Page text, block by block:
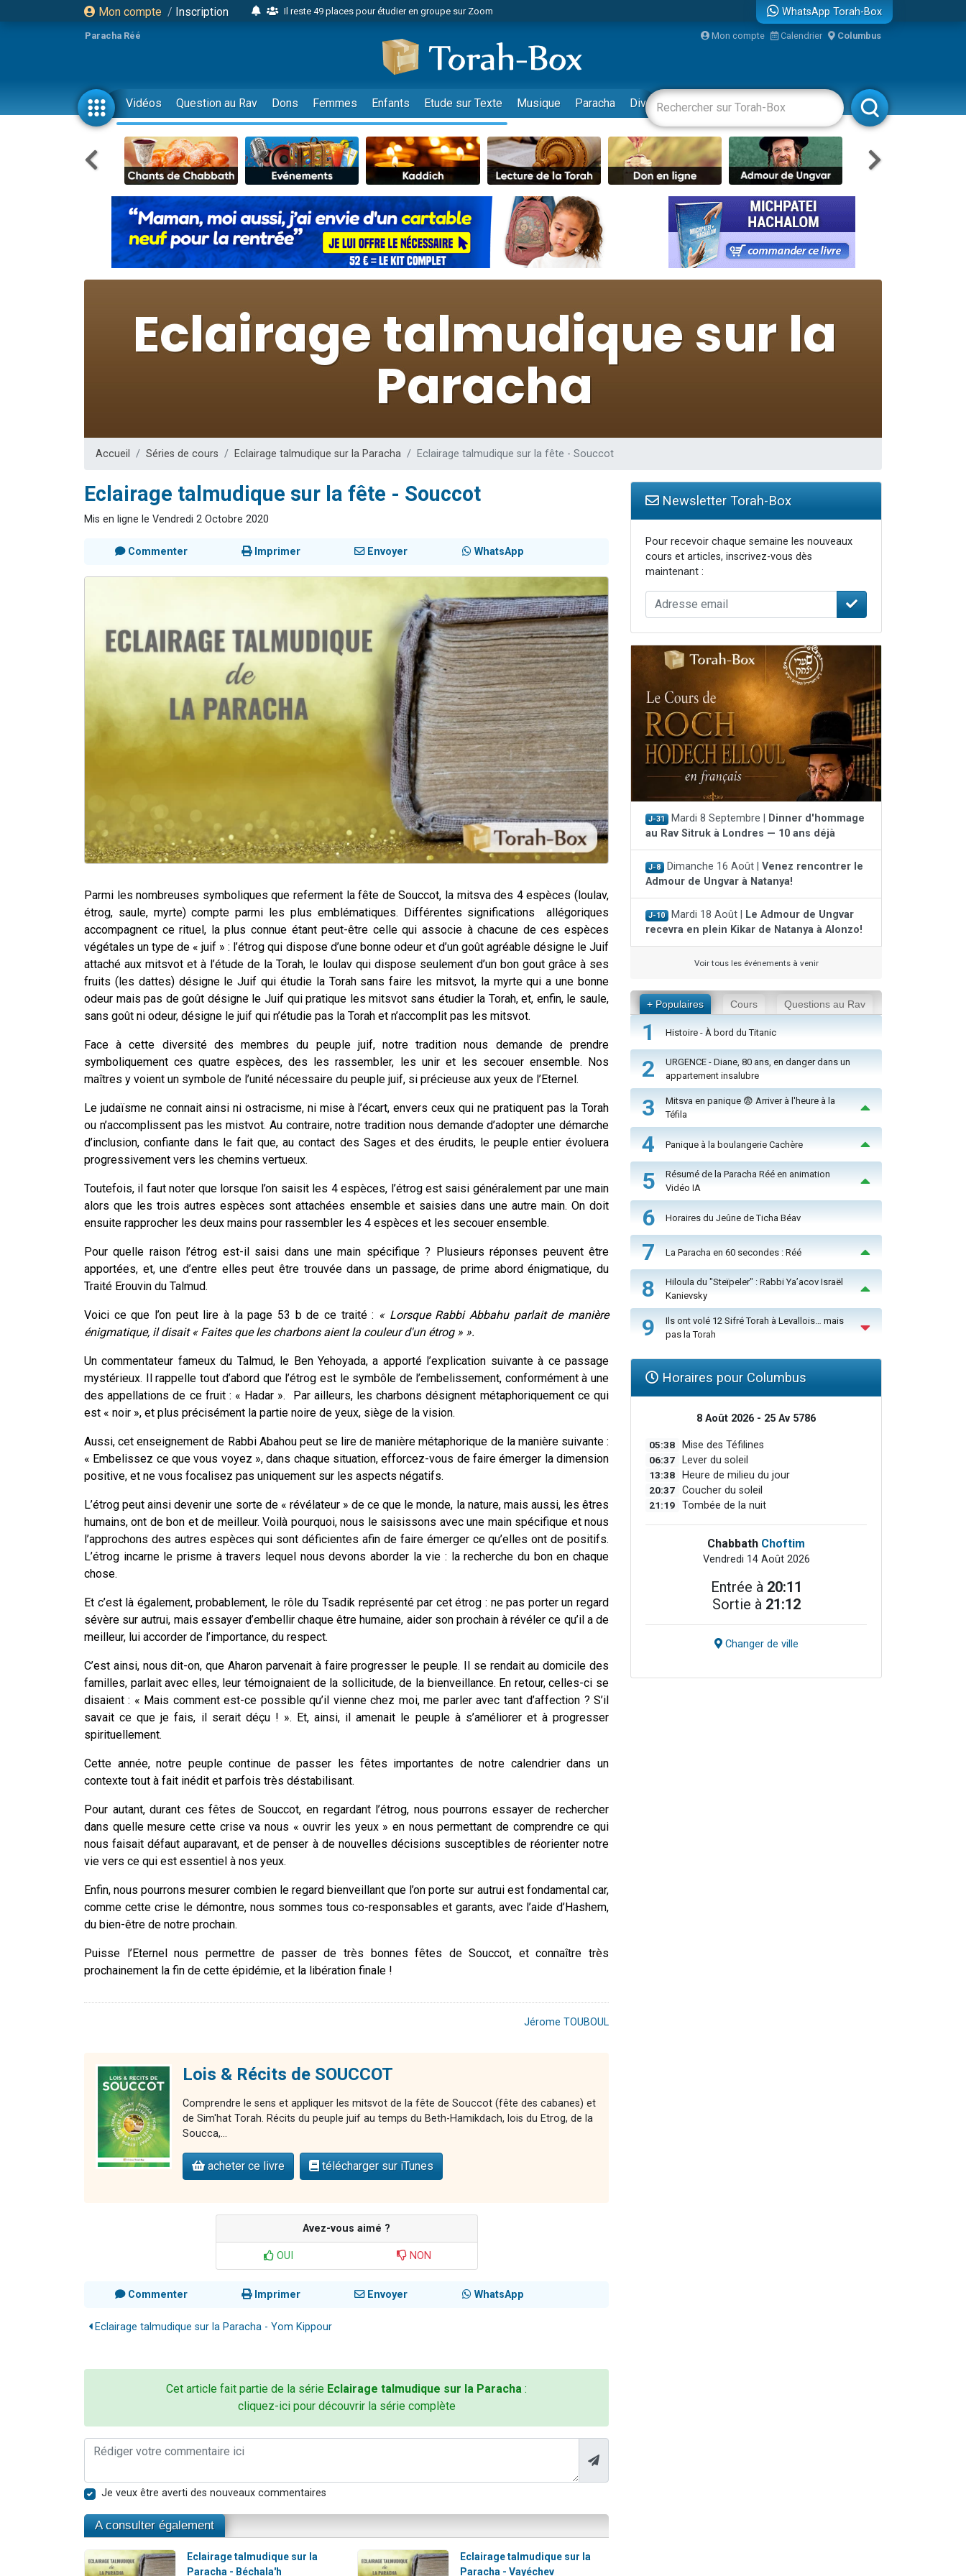
Mon compte / Inscription
Il reste 49 places pour étudier en groupe sur Zoom
2 personnes viennent de nous rejoindre sur WhatsApp
6 personnes viennent de nous rejoindre sur WhatsApp
4 personnes viennent de faire un don pour Reloger Rivka, 6 enfants, victime de violences...
2 personnes viennent de faire un don pour 1 Journée de Vacances Pour les Enfants
17 personnes viennent de demander une bénédiction
4 personnes viennent de nous rejoindre sur WhatsApp
Il reste 49 places pour étudier en groupe sur Zoom
Eva vient de donner son Maasser
4 personnes viennent de nous rejoindre sur WhatsApp
3 personnes viennent de nous rejoindre sur WhatsApp
Odaya vient de donner son Maasser
2 personnes viennent de nous rejoindre sur WhatsApp
13 personnes viennent de demander une bénédiction
30 personnes viennent de faire un don pour Sauvez la jambe de Yohan
Il reste 49 places pour étudier en groupe sur Zoom
12 nouvelles musiques dans Torah-Box Music
WhatsApp Torah-Box
Paracha Réé Mon compte Calendrier Columbus
Vidéos Question au Rav Dons Femmes Enfants Etude sur Texte Musique Paracha Divertissements Livres Rabbanim
Accueil Séries de cours Eclairage talmudique sur la Paracha Eclairage talmudique sur la fête - Souccot
Eclairage talmudique sur la fête - Souccot
Mis en ligne le Vendredi 2 Octobre 2020
Commenter Imprimer Envoyer WhatsApp
Parmi les nombreuses symboliques que referment la fête de Souccot, la mitsva des 4 espèces (loulav,
étrog, saule, myrte) compte parmi les plus emblématiques. Différentes significations allégoriques
accompagnent ce rituel, la plus connue étant peut-être celle qui associe à chacune de ces espèces
végétales un type de « juif » : l’étrog qui dispose d’une bonne odeur et d’un goût agréable désigne le Juif
attaché aux mitsvot et à l’étude de la Torah, le loulav qui dispose seulement d’un bon gout grâce à ses
fruits (les dattes) désigne le Juif qui étudie la Torah sans faire les mitsvot, la myrte qui a une bonne
odeur mais pas de goût désigne le Juif qui pratique les mitsvot sans étudier la Torah, et, enfin, le saule,
sans goût ni odeur, désigne le juif qui n’étudie pas la Torah et n’accomplit pas les mitsvot.
Face à cette diversité des membres du peuple juif, notre tradition nous demande de prendre
symboliquement ces quatre espèces, des les rassembler, les unir et les secouer ensemble. Nos
maîtres y voient un symbole de l’unité nécessaire du peuple juif, si précieuse aux yeux de l’Eternel.
Le judaïsme ne connait ainsi ni ostracisme, ni mise à l’écart, envers ceux qui ne pratiquent pas la Torah
ou n’accomplissent pas les mistvot. Au contraire, notre tradition nous demande d’adopter une démarche
d’inclusion, confiante dans le fait que, au contact des Sages et des érudits, le peuple entier évoluera
progressivement vers les chemins vertueux.
Toutefois, il faut noter que lorsque l’on saisit les 4 espèces, l’étrog est saisi généralement par une main
alors que les trois autres espèces sont attachées ensemble et saisies dans une autre main. On doit
ensuite rapprocher les deux mains pour rassembler les 4 espèces et les secouer ensemble.
Pour quelle raison l’étrog est-il saisi dans une main spécifique ? Plusieurs réponses peuvent être
apportées, et, une d’entre elles peut être trouvée dans un passage, de prime abord énigmatique, du
Traité Erouvin du Talmud.
Voici ce que l’on peut lire à la page 53 b de ce traité : « Lorsque Rabbi Abbahu parlait de manière
énigmatique, il disait « Faites que les charbons aient la couleur d'un étrog » ».
Un commentateur fameux du Talmud, le Ben Yehoyada, a apporté l’explication suivante à ce passage
mystérieux. Il rappelle tout d’abord que l’étrog est le symbôle de l’embelissement, conformément à une
des appellations de ce fruit : « Hadar ». Par ailleurs, les charbons désignent métaphoriquement ce qui
est « noir », et plus précisément la partie noire de yeux, siège de la vision.
Aussi, cet enseignement de Rabbi Abahou peut se lire de manière métaphorique de la manière suivante :
« Embelissez ce que vous voyez », dans chaque situation, efforcez-vous de faire émerger la dimension
positive, et ne vous focalisez pas uniquement sur les aspects négatifs.
L’étrog peut ainsi devenir une sorte de « révélateur » de ce que le monde, la nature, mais aussi, les êtres
humains, ont de bon et de meilleur. Voilà pourquoi, nous le saisissons avec une main spécifique et nous
l’approchons des autres espèces qui sont déficientes afin de faire émerger ce qu’elles ont de positifs.
L’étrog incarne le prisme à travers lequel nous devons aborder la vie : la recherche du bon en chaque
chose.
Et c’est là également, probablement, le rôle du Tsadik représenté par cet étrog : ne pas porter un regard
sévère sur autrui, mais essayer d’embellir chaque être humaine, aider son prochain à révéler ce qu’il a de
meilleur, lui accorder de l’importance, du respect.
C’est ainsi, nous dit-on, que Aharon parvenait à faire progresser le peuple. Il se rendait au domicile des
familles, parlait avec elles, leur témoignaient de la sollicitude, de la bienveillance. En retour, celles-ci se
disaient : « Mais comment est-ce possible qu’il vienne chez moi, me parler avec tant d’affection ? S’il
savait ce que je fais, il serait déçu ! ». Et, ainsi, il amenait le peuple à s’améliorer et à progresser
spirituellement.
Cette année, notre peuple continue de passer les fêtes importantes de notre calendrier dans un
contexte tout à fait inédit et parfois très déstabilisant.
Pour autant, durant ces fêtes de Souccot, en regardant l’étrog, nous pourrons essayer de rechercher
dans quelle mesure cette crise va nous « ouvrir les yeux » en nous permettant de comprendre ce qui
nous faisait défaut auparavant, et de penser à de nouvelles décisions susceptibles de réorienter notre
vie vers ce qui est essentiel à nos yeux.
Enfin, nous pourrons mesurer combien le regard bienveillant que l’on porte sur autrui est fondamental car,
comme cette crise le démontre, nous sommes tous co-responsables et garants, avec l’aide d’Hashem,
du bien-être de notre prochain.
Puisse l’Eternel nous permettre de passer de très bonnes fêtes de Souccot, et connaître très
prochainement la fin de cette épidémie, et la libération finale !
Jérome TOUBOUL
Lois & Récits de SOUCCOT
Comprendre le sens et appliquer les mitsvot de la fête de Souccot (fête des cabanes) et
de Sim'hat Torah. Récits du peuple juif au temps du Beth-Hamikdach, lois du Etrog, de la
Soucca,...
acheter ce livre télécharger sur iTunes
Avez-vous aimé ?
OUI NON
Commenter Imprimer Envoyer WhatsApp
Eclairage talmudique sur la Paracha - Yom Kippour
Cet article fait partie de la série Eclairage talmudique sur la Paracha :
cliquez-ici pour découvrir la série complète
Je veux être averti des nouveaux commentaires
A consulter également
Eclairage talmudique sur la
Paracha - Béchala'h
Eclairage talmudique sur la
Paracha - Vayéchev
Newsletter Torah-Box
Pour recevoir chaque semaine les nouveaux
cours et articles, inscrivez-vous dès
maintenant :
J-31 Mardi 8 Septembre |
Dinner d'hommage
au Rav Sitruk à Londres — 10 ans déjà
J-8 Dimanche 16 Août | Venez rencontrer le
Admour de Ungvar à Natanya!
J-10 Mardi 18 Août |
Le Admour de Ungvar
recevra en plein Kikar de Natanya à Alonzo!
Voir tous les événements à venir
+ Populaires Cours Questions au Rav
1 Histoire - À bord du Titanic
2
URGENCE - Diane, 80 ans, en danger dans un
appartement insalubre
3
Mitsva en panique 😨 Arriver à l'heure à la
Téfila
4 Panique à la boulangerie Cachère
5
Résumé de la Paracha Réé en animation
Vidéo IA
6 Horaires du Jeûne de Ticha Béav
7 La Paracha en 60 secondes : Réé
8
Hiloula du "Steïpeler" : Rabbi Ya’acov Israël
Kanievsky
9
Ils ont volé 12 Sifré Torah à Levallois… mais
pas la Torah
Horaires pour Columbus
8 Août 2026 - 25 Av 5786
05:38 Mise des Téfilines
06:37 Lever du soleil
13:38 Heure de milieu du jour
20:37 Coucher du soleil
21:19 Tombée de la nuit
Chabbath Choftim
Vendredi 14 Août 2026
Entrée à 20:11
Sortie à 21:12
Changer de ville